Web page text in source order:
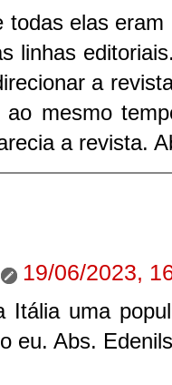
todas elas
linhas
a
mesmo
a revista.
19/06/2023,
Itália uma
eu. Abs.